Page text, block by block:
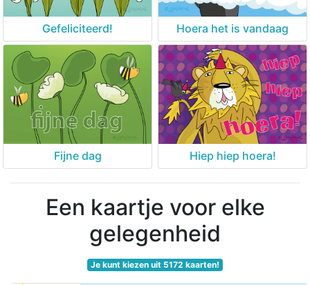
Gefeliciteerd! Hoera het is vandaag
Fijne dag Hiep hiep hoera!
Een kaartje voor elke
gelegenheid
Je kunt kiezen uit 5172 kaarten!